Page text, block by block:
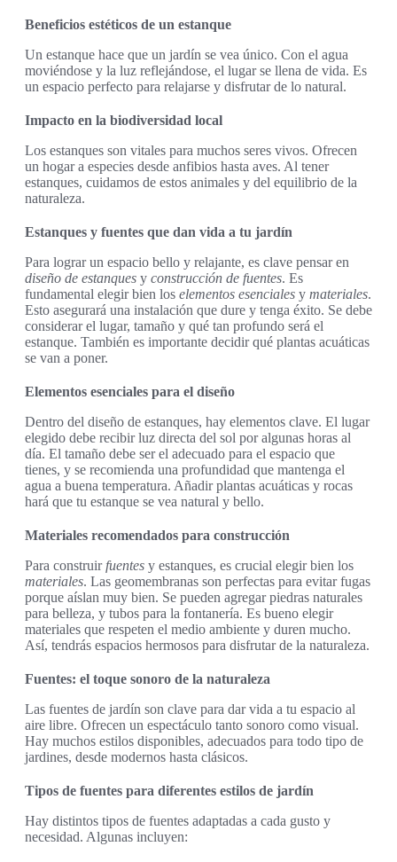
Beneficios estéticos de un estanque
Un estanque hace que un jardín se vea único. Con el agua
moviéndose y la luz reflejándose, el lugar se llena de vida. Es
un espacio perfecto para relajarse y disfrutar de lo natural.
Impacto en la biodiversidad local
Los estanques son vitales para muchos seres vivos. Ofrecen
un hogar a especies desde anfibios hasta aves. Al tener
estanques, cuidamos de estos animales y del equilibrio de la
naturaleza.
Estanques y fuentes que dan vida a tu jardín
Para lograr un espacio bello y relajante, es clave pensar en
diseño de estanques y construcción de fuentes. Es
fundamental elegir bien los elementos esenciales y materiales.
Esto asegurará una instalación que dure y tenga éxito. Se debe
considerar el lugar, tamaño y qué tan profundo será el
estanque. También es importante decidir qué plantas acuáticas
se van a poner.
Elementos esenciales para el diseño
Dentro del diseño de estanques, hay elementos clave. El lugar
elegido debe recibir luz directa del sol por algunas horas al
día. El tamaño debe ser el adecuado para el espacio que
tienes, y se recomienda una profundidad que mantenga el
agua a buena temperatura. Añadir plantas acuáticas y rocas
hará que tu estanque se vea natural y bello.
Materiales recomendados para construcción
Para construir fuentes y estanques, es crucial elegir bien los
materiales. Las geomembranas son perfectas para evitar fugas
porque aíslan muy bien. Se pueden agregar piedras naturales
para belleza, y tubos para la fontanería. Es bueno elegir
materiales que respeten el medio ambiente y duren mucho.
Así, tendrás espacios hermosos para disfrutar de la naturaleza.
Fuentes: el toque sonoro de la naturaleza
Las fuentes de jardín son clave para dar vida a tu espacio al
aire libre. Ofrecen un espectáculo tanto sonoro como visual.
Hay muchos estilos disponibles, adecuados para todo tipo de
jardines, desde modernos hasta clásicos.
Tipos de fuentes para diferentes estilos de jardín
Hay distintos tipos de fuentes adaptadas a cada gusto y
necesidad. Algunas incluyen: